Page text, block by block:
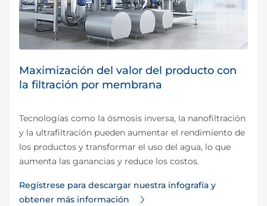
Maximización del valor del producto con
la filtración por membrana
Tecnologías como la ósmosis inversa, la nanofiltración
y la ultrafiltración pueden aumentar el rendimiento de
los productos y transformar el uso del agua, lo que
aumenta las ganancias y reduce los costos.
Regístrese para descargar nuestra infografía y
obtener más información